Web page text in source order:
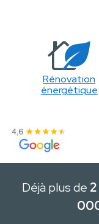
Rénovation
énergétique
Déjà plus de